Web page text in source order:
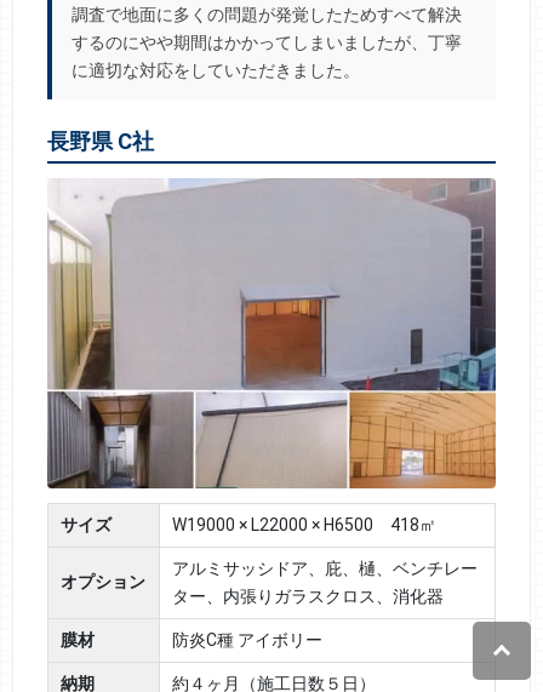
調査で地面に多くの問題が発覚したためすべて解決
するのにやや期間はかかってしまいましたが、丁寧
に適切な対応をしていただきました。
長野県 C社
サイズ W19000 × L22000 × H6500 418㎡
オプション
アルミサッシドア、庇、樋、ベンチレー
ター、内張りガラスクロス、消化器
膜材 防炎C種 アイボリー
納期 約４ヶ月（施工日数５日）